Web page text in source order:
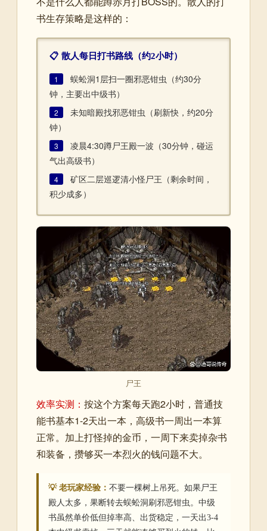
书生存策略是这样的：
📋 散人每日打书路线（约2小时）
1
蜈蚣洞1层扫一圈邪恶钳虫（约30分
钟，主要出中级书）
2
未知暗殿找邪恶钳虫（刷新快，约20分
钟）
3
凌晨4:30蹲尸王殿一波（30分钟，碰运
气出高级书）
4
矿区二层巡逻清小怪尸王（剩余时间，
积少成多）
尸王
效率实测： 按这个方案每天跑2小时，普通技
能书基本1-2天出一本，高级书一周出一本算
正常。加上打怪掉的金币，一周下来卖掉杂书
和装备，攒够买一本烈火的钱问题不大。
💡 老玩家经验： 不要一棵树上吊死。如果尸王
殿人太多，果断转去蜈蚣洞刷邪恶钳虫。中级
书虽然单价低但掉率高、出货稳定，一天出3-4